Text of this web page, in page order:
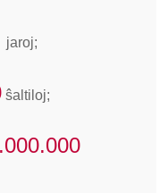
jaroj;
ŝaltiloj;